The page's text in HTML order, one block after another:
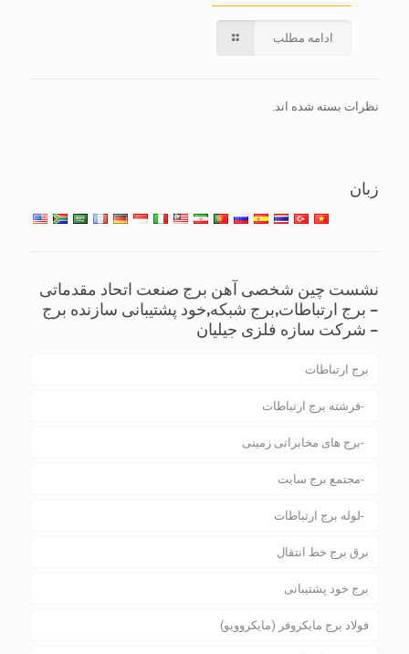
ادامه مطلب
نظرات بسته شده اند.
زبان
نشست چین شخصی آهن برج صنعت اتحاد مقدماتی
– برج ارتباطات,برج شبکه,خود پشتیبانی سازنده برج
– شرکت سازه فلزی جیلیان
برج ارتباطات
فرشته برج ارتباطات
برج های مخابراتی زمینی
مجتمع برج سایت
لوله برج ارتباطات
برق برج خط انتقال
برج خود پشتیبانی
فولاد برج مایکروفر (مایکروویو)